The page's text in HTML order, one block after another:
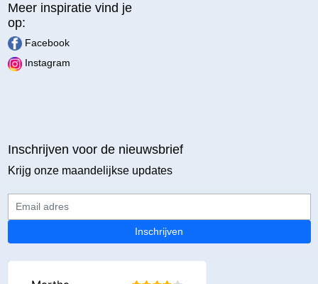
Meer inspiratie vind je
op:
Facebook
Instagram
Inschrijven voor de nieuwsbrief
Krijg onze maandelijkse updates
Inschrijven